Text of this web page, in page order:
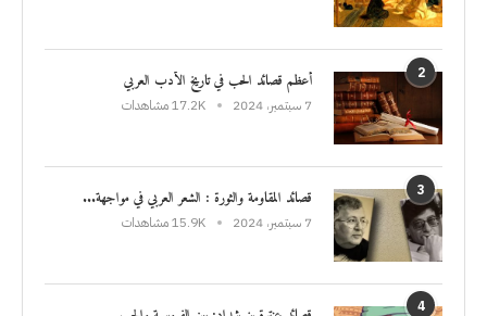
2 أعظم قصائد الحب في تاريخ الأدب العربي
7 سبتمبر، 2024 17.2K مشاهدات
3 قصائد المقاومة والثورة : الشعر العربي في مواجهة...
7 سبتمبر، 2024 15.9K مشاهدات
4